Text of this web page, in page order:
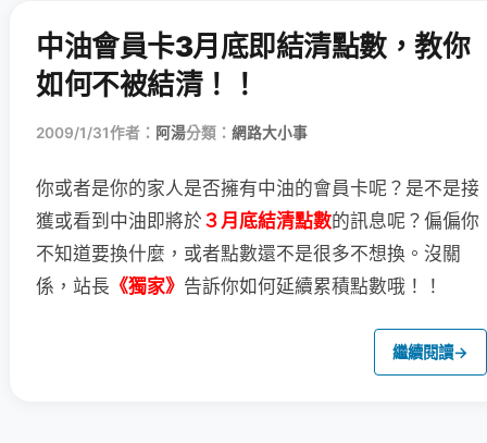
中油會員卡3月底即結清點數，教你
如何不被結清！！
2009/1/31作者： 阿湯分類： 網路大小事
你或者是你的家人是否擁有中油的會員卡呢？ 是不是接
獲或看到中油即將於 ３月底結清點數的訊息呢？ 偏偏你
不知道要換什麼，或者點數還不是很多不想換。 沒關
係，站長 《獨家》 告訴你如何延續累積點數哦！！
繼續閱讀→